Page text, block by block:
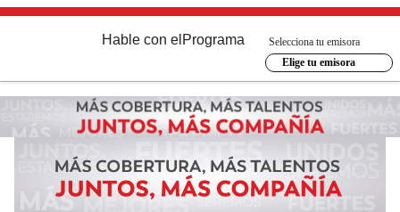
Hable con el Programa
Selecciona tu emisora
Elige tu emisora